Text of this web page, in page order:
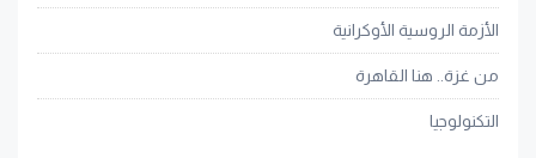
الأزمة الروسية الأوكرانية
من غزة.. هنا القاهرة
التكنولوجيا